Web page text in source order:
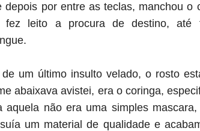
depois por entre as teclas, manchou o
fez leito a procura de destino,
um último insulto velado, o rosto
abaixava avistei, era o coringa,
aquela não era uma simples
um material de qualidade e